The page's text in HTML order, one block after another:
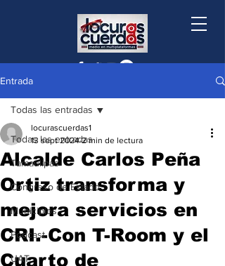
Entrada
Todas las entradas
Tamaulipas
Congreso de Estado
Municipios
Podcast
UAT
Todas las entradas
Alcalde Carlos Peña
Ortiz transforma y
mejora servicios en
CRI.-Con T-Room y el
Cuarto de
locurascuerdas1
13 sept 2024 2 min de lectura